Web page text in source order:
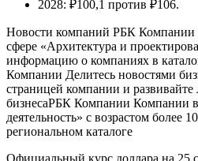
2028: ₽100,1 против ₽106.
Новости компаний РБК
сфере «Архитектура и
информацию о компаниях в
Компании Делитесь новостями
страницей компании и
бизнесаРБК Компании Компании в
деятельность» с возрастом более
региональном каталоге
Официальный курс доллара на 25